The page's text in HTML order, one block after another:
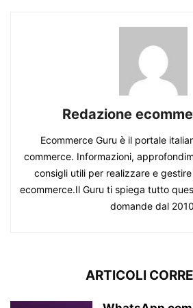
Redazione
Ecommerce Guru è il portale
commerce. Informazioni,
consigli utili per realizzare e
ecommerce.Il Guru ti spiega tutto
domande dal
ARTICOLI